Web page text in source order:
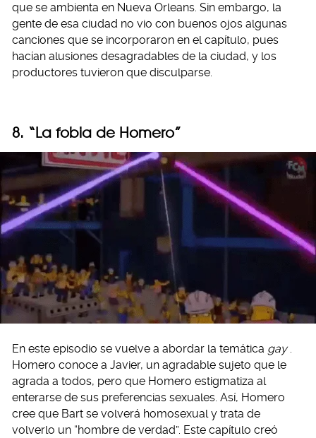
que se ambienta en Nueva Orleans. Sin embargo, la
gente de esa ciudad no vio con buenos ojos algunas
canciones que se incorporaron en el capítulo, pues
hacían alusiones desagradables de la ciudad, y los
productores tuvieron que disculparse.
8. “La fobia de Homero”
En este episodio se vuelve a abordar la temática gay
Homero conoce a Javier, un agradable sujeto que le
agrada a todos, pero que Homero estigmatiza al
enterarse de sus preferencias sexuales. Así, Homero
cree que Bart se volverá homosexual y trata de
volverlo un “hombre de verdad”. Este capítulo creó